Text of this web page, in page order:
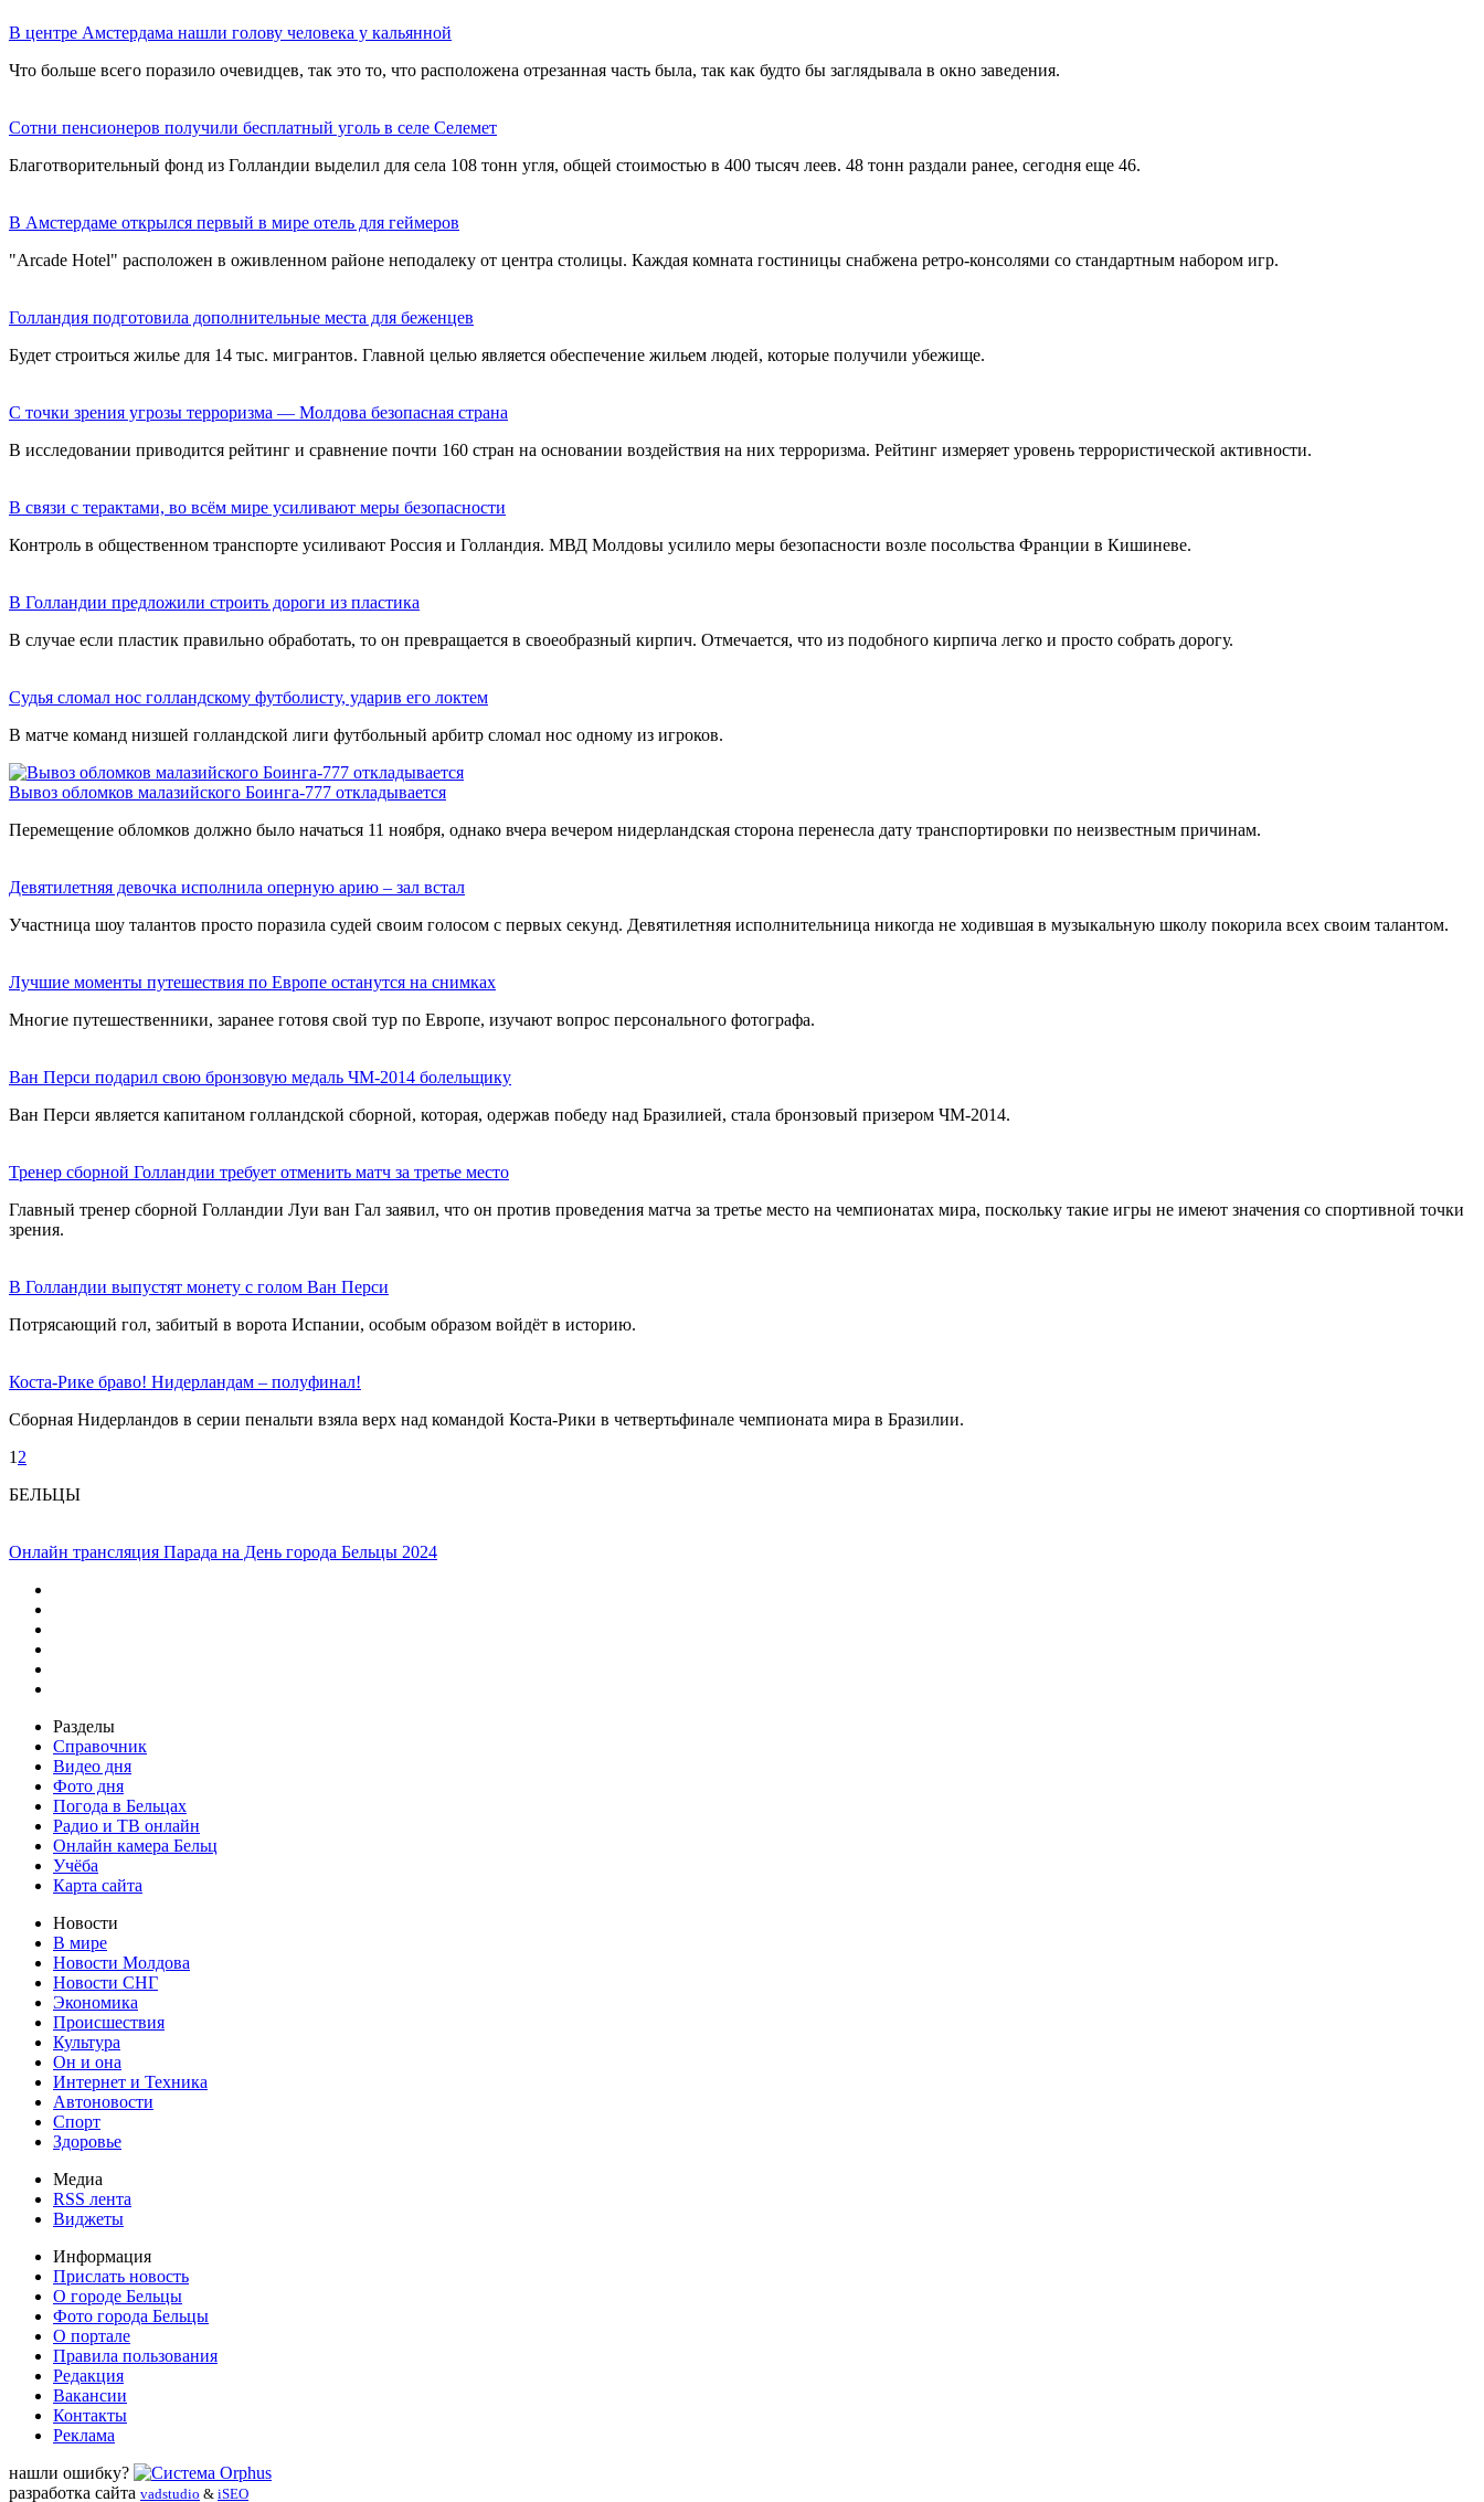
В центре Амстердама нашли голову человека у кальянной
Что больше всего поразило очевидцев, так это то, что расположена отрезанная часть была, так как будто бы заглядывала в окно заведения.
Сотни пенсионеров получили бесплатный уголь в селе Селемет
Благотворительный фонд из Голландии выделил для села 108 тонн угля, общей стоимостью в 400 тысяч леев. 48 тонн раздали ранее, сегодня еще 46.
В Амстердаме открылся первый в мире отель для геймеров
"Arcade Hotel" расположен в оживленном районе неподалеку от центра столицы. Каждая комната гостиницы снабжена ретро-консолями со стандартным набором игр.
Голландия подготовила дополнительные места для беженцев
Будет строиться жилье для 14 тыс. мигрантов. Главной целью является обеспечение жильем людей, которые получили убежище.
С точки зрения угрозы терроризма — Молдова безопасная страна
В исследовании приводится рейтинг и сравнение почти 160 стран на основании воздействия на них терроризма. Рейтинг измеряет уровень террористической активности.
В связи с терактами, во всём мире усиливают меры безопасности
Контроль в общественном транспорте усиливают Россия и Голландия. МВД Молдовы усилило меры безопасности возле посольства Франции в Кишиневе.
В Голландии предложили строить дороги из пластика
В случае если пластик правильно обработать, то он превращается в своеобразный кирпич. Отмечается, что из подобного кирпича легко и просто собрать дорогу.
Судья сломал нос голландскому футболисту, ударив его локтем
В матче команд низшей голландской лиги футбольный арбитр сломал нос одному из игроков.
Вывоз обломков малазийского Боинга-777 откладывается
Перемещение обломков должно было начаться 11 ноября, однако вчера вечером нидерландская сторона перенесла дату транспортировки по неизвестным причинам.
Девятилетняя девочка исполнила оперную арию – зал встал
Участница шоу талантов просто поразила судей своим голосом с первых секунд. Девятилетняя исполнительница никогда не ходившая в музыкальную школу покорила всех своим талантом.
Лучшие моменты путешествия по Европе останутся на снимках
Многие путешественники, заранее готовя свой тур по Европе, изучают вопрос персонального фотографа.
Ван Перси подарил свою бронзовую медаль ЧМ-2014 болельщику
Ван Перси является капитаном голландской сборной, которая, одержав победу над Бразилией, стала бронзовый призером ЧМ-2014.
Тренер сборной Голландии требует отменить матч за третье место
Главный тренер сборной Голландии Луи ван Гал заявил, что он против проведения матча за третье место на чемпионатах мира, поскольку такие игры не имеют значения со спортивной точки
зрения.
В Голландии выпустят монету с голом Ван Перси
Потрясающий гол, забитый в ворота Испании, особым образом войдёт в историю.
Коста-Рике браво! Нидерландам – полуфинал!
Сборная Нидерландов в серии пенальти взяла верх над командой Коста-Рики в четвертьфинале чемпионата мира в Бразилии.
1 2
БЕЛЬЦЫ
Онлайн трансляция Парада на День города Бельцы 2024
Разделы
Справочник
Видео дня
Фото дня
Погода в Бельцах
Радио и ТВ онлайн
Онлайн камера Бельц
Учёба
Карта сайта
Новости
В мире
Новости Молдова
Новости СНГ
Экономика
Происшествия
Культура
Он и она
Интернет и Техника
Автоновости
Спорт
Здоровье
Медиа
RSS лента
Виджеты
Информация
Прислать новость
О городе Бельцы
Фото города Бельцы
О портале
Правила пользования
Редакция
Вакансии
Контакты
Реклама
нашли ошибку?
разработка сайта vadstudio & iSEO